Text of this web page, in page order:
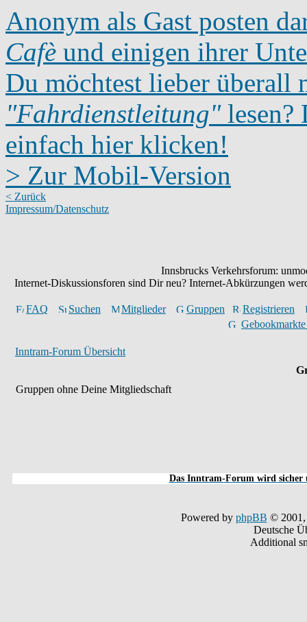
Anonym als Gast posten
Cafè und einigen ihrer
Du möchtest lieber überall
"Fahrdienstleitung"lesen?
einfach hier klicken!
> Zur Mobil-Version
< Zurück
Impressum/Datenschutz
Innsbrucks Verkehrsforum:
Internet-Diskussionsforen sind Dir neu? Internet-Abkürzungen
FAQ Suchen Mitglieder Gruppen
Registrieren
Inntram-Forum Übersicht
Gruppen ohne Deine Mitgliedschaft
Das Inntram-Forum wird sicher
Powered by phpBB © 2001,
Deutsche
Additional